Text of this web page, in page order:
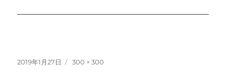
投
2019年1月27日
フ
300 × 300